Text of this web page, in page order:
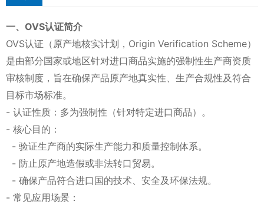
一、OVS认证简介
OVS认证（原产地核实计划，Origin Verification Scheme）
是由部分国家或地区针对进口商品实施的强制性生产商资质
审核制度，旨在确保产品原产地真实性、生产合规性及符合
目标市场标准。
- 认证性质：多为强制性（针对特定进口商品）。
- 核心目的：
- 验证生产商的实际生产能力和质量控制体系。
- 防止原产地造假或非法转口贸易。
- 确保产品符合进口国的技术、安全及环保法规。
- 常见应用场景：